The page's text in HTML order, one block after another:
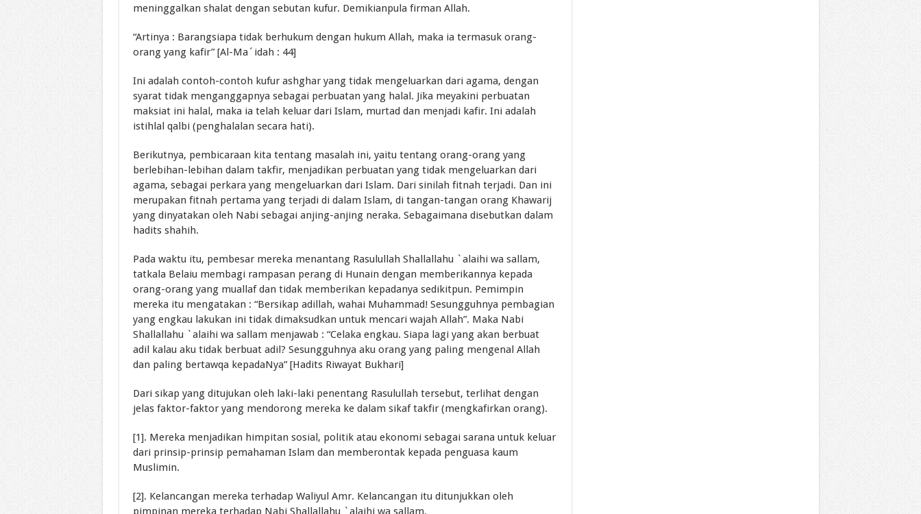
meninggalkan shalat dengan sebutan kufur. Demikianpula firman Allah.
“Artinya : Barangsiapa tidak berhukum dengan hukum Allah, maka ia termasuk orang-
orang yang kafir” [Al-Ma´idah : 44]
Ini adalah contoh-contoh kufur ashghar yang tidak mengeluarkan dari agama, dengan
syarat tidak menganggapnya sebagai perbuatan yang halal. Jika meyakini perbuatan
maksiat ini halal, maka ia telah keluar dari Islam, murtad dan menjadi kafir. Ini adalah
istihlal qalbi (penghalalan secara hati).
Berikutnya, pembicaraan kita tentang masalah ini, yaitu tentang orang-orang yang
berlebihan-lebihan dalam takfir, menjadikan perbuatan yang tidak mengeluarkan dari
agama, sebagai perkara yang mengeluarkan dari Islam. Dari sinilah fitnah terjadi. Dan ini
merupakan fitnah pertama yang terjadi di dalam Islam, di tangan-tangan orang Khawarij
yang dinyatakan oleh Nabi sebagai anjing-anjing neraka. Sebagaimana disebutkan dalam
hadits shahih.
Pada waktu itu, pembesar mereka menantang Rasulullah Shallallahu `alaihi wa sallam,
tatkala Belaiu membagi rampasan perang di Hunain dengan memberikannya kepada
orang-orang yang muallaf dan tidak memberikan kepadanya sedikitpun. Pemimpin
mereka itu mengatakan : “Bersikap adillah, wahai Muhammad! Sesungguhnya pembagian
yang engkau lakukan ini tidak dimaksudkan untuk mencari wajah Allah”. Maka Nabi
Shallallahu `alaihi wa sallam menjawab : “Celaka engkau. Siapa lagi yang akan berbuat
adil kalau aku tidak berbuat adil? Sesungguhnya aku orang yang paling mengenal Allah
dan paling bertawqa kepadaNya” [Hadits Riwayat Bukhari]
Dari sikap yang ditujukan oleh laki-laki penentang Rasulullah tersebut, terlihat dengan
jelas faktor-faktor yang mendorong mereka ke dalam sikaf takfir (mengkafirkan orang).
[1]. Mereka menjadikan himpitan sosial, politik atau ekonomi sebagai sarana untuk keluar
dari prinsip-prinsip pemahaman Islam dan memberontak kepada penguasa kaum
Muslimin.
[2]. Kelancangan mereka terhadap Waliyul Amr. Kelancangan itu ditunjukkan oleh
pimpinan mereka terhadap Nabi Shallallahu `alaihi wa sallam.